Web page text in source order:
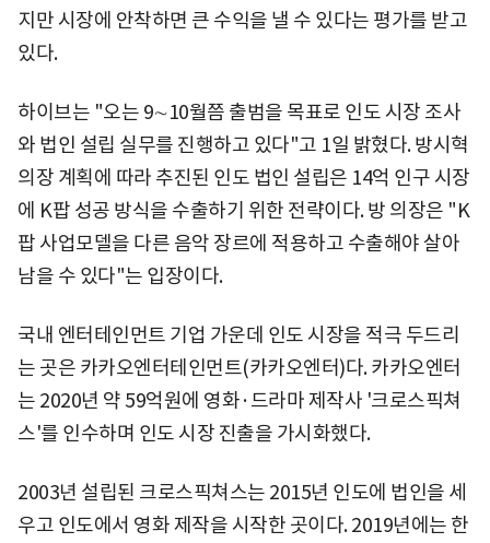
지만 시장에 안착하면 큰 수익을 낼 수 있다는 평가를 받고
있다.
하이브는 "오는 9∼10월쯤 출범을 목표로 인도 시장 조사
와 법인 설립 실무를 진행하고 있다"고 1일 밝혔다. 방시혁
의장 계획에 따라 추진된 인도 법인 설립은 14억 인구 시장
에 K팝 성공 방식을 수출하기 위한 전략이다. 방 의장은 "K
팝 사업모델을 다른 음악 장르에 적용하고 수출해야 살아
남을 수 있다"는 입장이다.
국내 엔터테인먼트 기업 가운데 인도 시장을 적극 두드리
는 곳은 카카오엔터테인먼트(카카오엔터)다. 카카오엔터
는 2020년 약 59억원에 영화·드라마 제작사 '크로스픽쳐
스'를 인수하며 인도 시장 진출을 가시화했다.
2003년 설립된 크로스픽쳐스는 2015년 인도에 법인을 세
우고 인도에서 영화 제작을 시작한 곳이다. 2019년에는 한